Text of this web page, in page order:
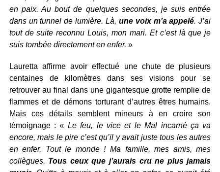
en paix. Au bout de quelques secondes, je suis entrée
dans un tunnel de lumière. Là, une voix m’a appelé. J’ai
tout de suite reconnu Louis, mon mari. Et c’est là que je
suis tombée directement en enfer. »
Lauretta affirme avoir effectué une chute de plusieurs
centaines de kilomètres dans ses visions pour se
retrouver au final dans une gigantesque grotte remplie de
flammes et de démons torturant d’autres êtres humains.
Mais ces détails semblent mineurs à en croire son
témoignage : « Le feu, le vice et le Mal incarné ça va
encore, mais le pire c’est qu’il y avait juste tous les autres
en enfer. Tout le monde ! Ma famille, mes amis, mes
collègues. Tous ceux que j’aurais cru ne plus jamais